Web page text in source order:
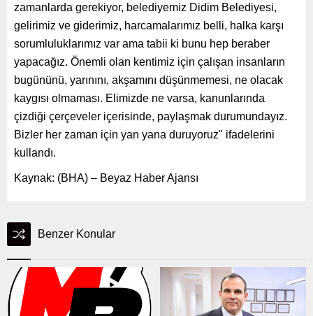
zamanlarda gerekiyor, belediyemiz Didim Belediyesi,
gelirimiz ve giderimiz, harcamalarımız belli, halka karşı
sorumluluklarımız var ama tabii ki bunu hep beraber
yapacağız. Önemli olan kentimiz için çalışan insanların
bugününü, yarınını, akşamını düşünmemesi, ne olacak
kaygısı olmaması. Elimizde ne varsa, kanunlarında
çizdiği çerçeveler içerisinde, paylaşmak durumundayız.
Bizler her zaman için yan yana duruyoruz" ifadelerini
kullandı.
Kaynak: (BHA) – Beyaz Haber Ajansı
Benzer Konular